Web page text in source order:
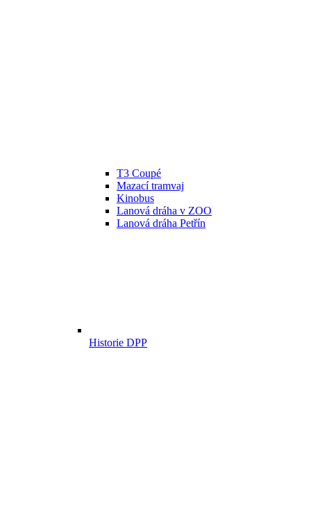
T3 Coupé
Mazací tramvaj
Kinobus
Lanová dráha v ZOO
Lanová dráha Petřín
Historie DPP